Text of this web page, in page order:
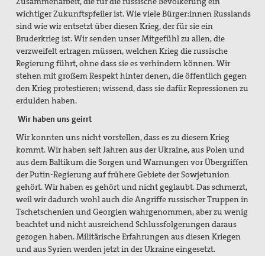
wichtiger Zukunftspfeiler ist. Wie viele Bürger:innen Russlands
sind wie wir entsetzt über diesen Krieg, der für sie ein
Bruderkrieg ist. Wir senden unser Mitgefühl zu allen, die
verzweifelt ertragen müssen, welchen Krieg die russische
Regierung führt, ohne dass sie es verhindern können. Wir
stehen mit großem Respekt hinter denen, die öffentlich gegen
den Krieg protestieren; wissend, dass sie dafür Repressionen zu
erdulden haben.
Wir haben uns geirrt
Wir konnten uns nicht vorstellen, dass es zu diesem Krieg
kommt. Wir haben seit Jahren aus der Ukraine, aus Polen und
aus dem Baltikum die Sorgen und Warnungen vor Übergriffen
der Putin-Regierung auf frühere Gebiete der Sowjetunion
gehört. Wir haben es gehört und nicht geglaubt. Das schmerzt,
weil wir dadurch wohl auch die Angriffe russischer Truppen in
Tschetschenien und Georgien wahrgenommen, aber zu wenig
beachtet und nicht ausreichend Schlussfolgerungen daraus
gezogen haben. Militärische Erfahrungen aus diesen Kriegen
und aus Syrien werden jetzt in der Ukraine eingesetzt.